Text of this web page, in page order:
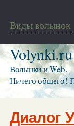
Виды волынок
Volynki.ru
Волынки и Web.
Ничего общего!
Диалог